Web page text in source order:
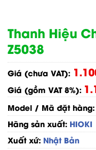
Thanh Hiệu
Z5038
Giá (chưa VAT):
Giá (gồm VAT 8%):
Model / Mã đặt hàng:
Hãng sản xuất: HIOKI
Xuất xứ: Nhật Bản